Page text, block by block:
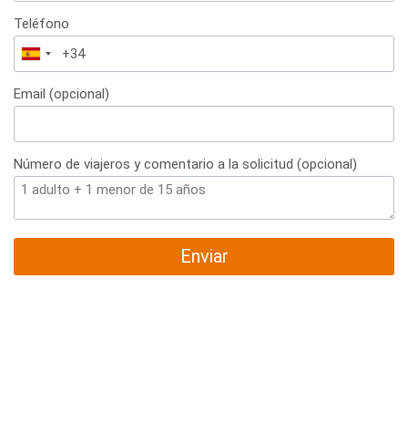
Teléfono
España
+34
Email (opcional)
Número de viajeros y comentario a la solicitud (opcional)
Enviar